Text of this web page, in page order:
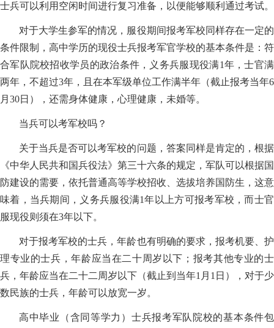
士兵可以利用空闲时间进行复习准备，以便能够顺利通过考试。
对于大学生参军的情况，服役期间报考军校同样存在一定的
条件限制，高中学历的现役士兵报考军官学校的基本条件是：符
合军队院校招收学员的政治条件，义务兵服现役满1年，士官满
两年，不超过3年，且在本军级单位工作满半年（截止报考当年6
月30日），还需身体健康，心理健康，未婚等。
当兵可以考军校吗？
关于当兵是否可以考军校的问题，答案同样是肯定的，根据
《中华人民共和国兵役法》第三十六条的规定，军队可以根据国
防建设的需要，依托普通高等学校招收、选拔培养国防生，这意
味着，当兵期间，义务兵服役满1年以上方可报考军校，而士官
服现役则须在3年以下。
对于报考军校的士兵，年龄也有明确的要求，报考机要、护
理专业的士兵，年龄应当在二十周岁以下；报考其他专业的士
兵，年龄应当在二十二周岁以下（截止到当年1月1日），对于少
数民族的士兵，年龄可以放宽一岁。
高中毕业（含同等学力）士兵报考军队院校的基本条件包